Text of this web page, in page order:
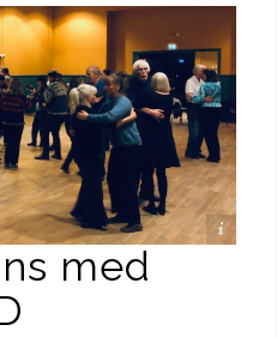
Foto: Runhild Heggem
med